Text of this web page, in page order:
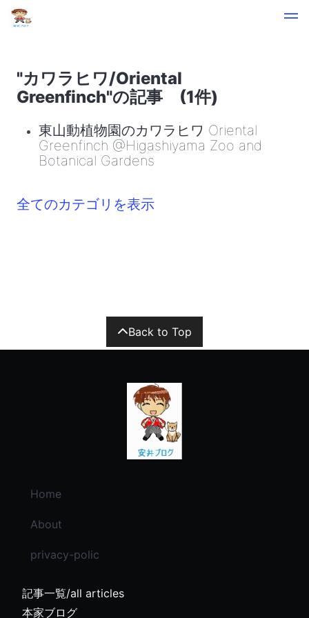
"カワラヒワ/Oriental
Greenfinch"の記事 (1件)
東山動植物園のカワラヒワ Oriental
Greenfinch @Higashiyama Zoo and
Botanical Gardens
全てのカテゴリを表示
Back to Top
Home
About
privacy-polic
記事一覧/all articles
本家ブログ